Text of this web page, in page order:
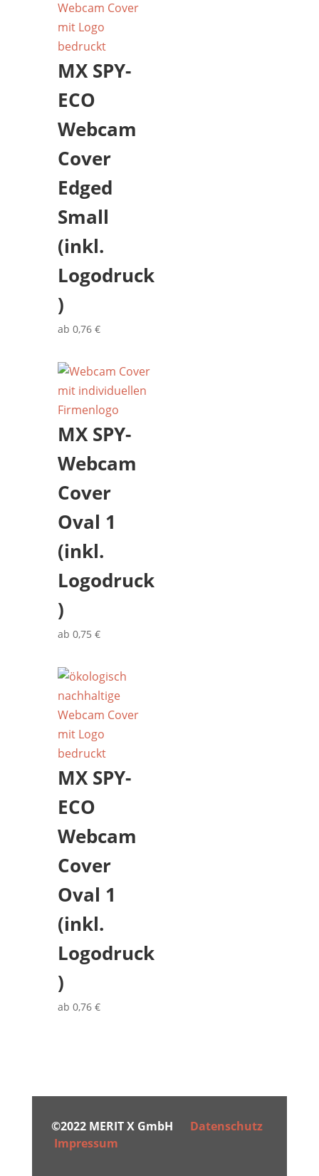
MX SPY-
ECO
Webcam
Cover
Edged
Small
(inkl.
Logodruck
)
ab 0,76 €
MX SPY-
Webcam
Cover
Oval 1
(inkl.
Logodruck
)
ab 0,75 €
MX SPY-
ECO
Webcam
Cover
Oval 1
(inkl.
Logodruck
)
ab 0,76 €
©2022 MERIT X GmbH Datenschutz
Impressum